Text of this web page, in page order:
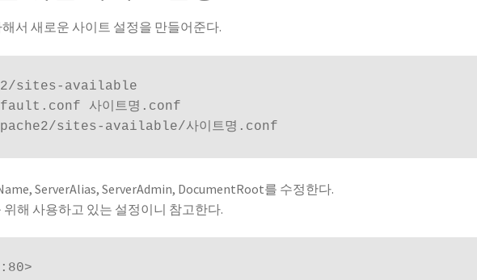
서 새로운 사이트 설정을 만들어준다.
sites-available
사이트명.conf
sites-available/사이트명.conf
ServerAlias, ServerAdmin, DocumentRoot를 수정한다.
해 사용하고 있는 설정이니 참고한다.